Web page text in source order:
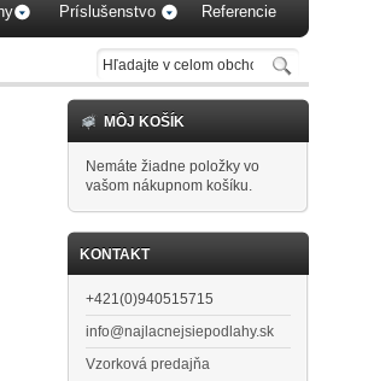
Príslušenstvo Referencie
MÔJ KOŠÍK
Nemáte žiadne položky vo
vašom nákupnom košíku.
KONTAKT
+421(0)940515715
info@najlacnejsiepodlahy.sk
Vzorková predajňa